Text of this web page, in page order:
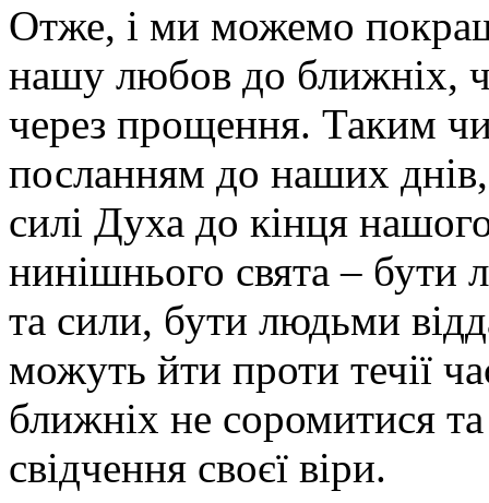
Отже, і ми можемо
нашу любов до ближніх,
через прощення. Таким
посланням до наших
силі Духа до кінця
нинішнього свята – бути
та сили, бути людьми
можуть йти проти течії
ближніх не соромитися та
свідчення своєї віри.